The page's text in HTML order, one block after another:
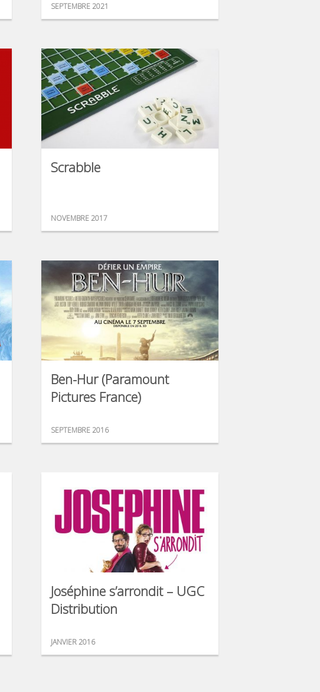
SEPTEMBRE 2021
Scrabble
NOVEMBRE 2017
Ben-Hur (Paramount
Pictures France)
SEPTEMBRE 2016
Joséphine s’arrondit – UGC
Distribution
JANVIER 2016